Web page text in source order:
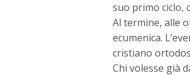
suo primo ciclo,
Al termine, alle
ecumenica.
cristiano
Chi volesse già